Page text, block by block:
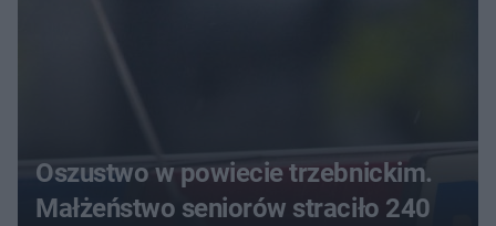
Oszustwo w powiecie trzebnickim.
Małżeństwo seniorów straciło 240